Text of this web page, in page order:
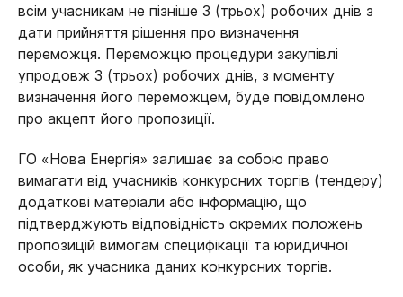
всім учасникам не пізніше 3 (трьох) робочих днів з
дати прийняття рішення про визначення
переможця. Переможцю процедури закупівлі
упродовж 3 (трьох) робочих днів, з моменту
визначення його переможцем, буде повідомлено
про акцепт його пропозиції.
ГО «Нова Енергія» залишає за собою право
вимагати від учасників конкурсних торгів (тендеру)
додаткові матеріали або інформацію, що
підтверджують відповідність окремих положень
пропозицій вимогам специфікації та юридичної
особи, як учасника даних конкурсних торгів.